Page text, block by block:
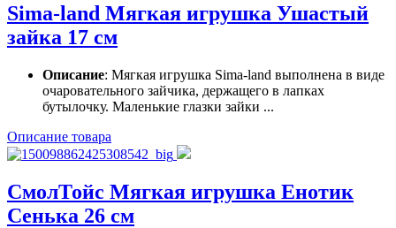
Sima-land Мягкая игрушка Ушастый
зайка 17 см
Описание: Мягкая игрушка Sima-land выполнена в виде
очаровательного зайчика, держащего в лапках
бутылочку. Маленькие глазки зайки ...
Описание товара
СмолТойс Мягкая игрушка Енотик
Сенька 26 см